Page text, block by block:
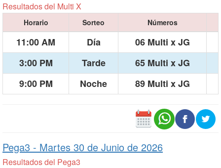
Resultados del Multi X
Horario Sorteo Números
11:00 AM Día
06 Multi x JG
3:00 PM
Tarde
65 Multi x JG
9:00 PM
Noche 89 Multi x JG
Pega3 - Martes 30 de Junio de 2026
Resultados del Pega3